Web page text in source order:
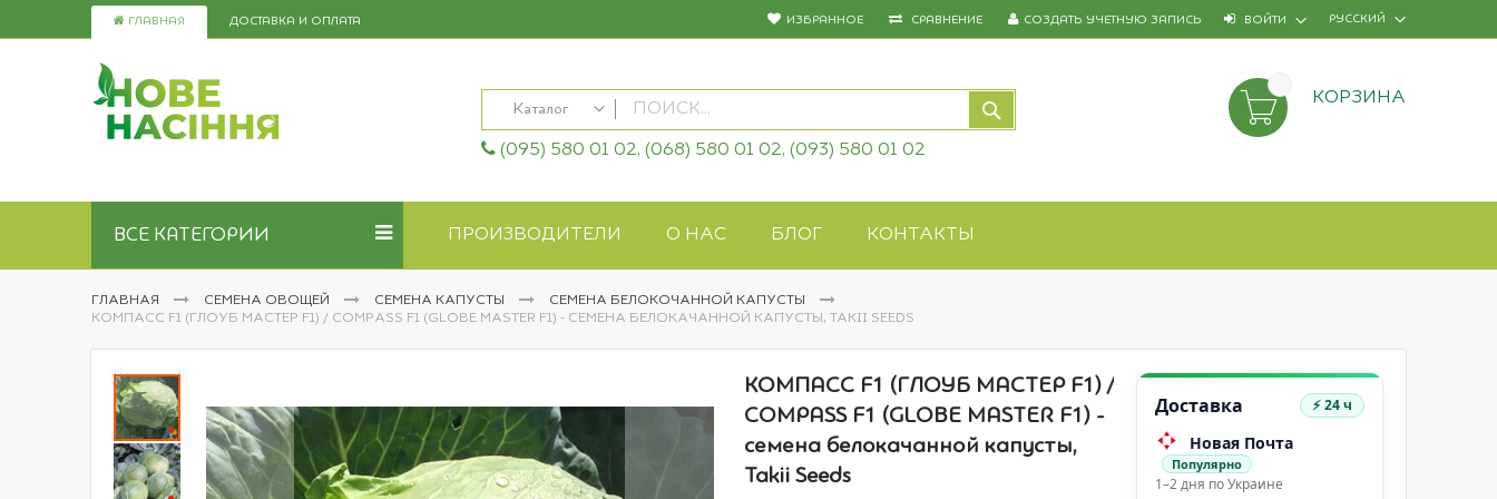
Skip
Content
ГЛАВНАЯ ДОСТАВКА И ОПЛАТА РУССКИЙ
ИЗБРАННОЕ СРАВНЕНИЕ ВОЙТИ
СОЗДАТЬ УЧЕТНУЮ ЗАПИСЬ
Каталог
КАТАЛОГ
Биопрепараты
Газонная трава
Укрывные материалы
Товары для дома
Крупы оптом
(095) 580 01 02, (068) 580 01 02, (093) 580 01 02
КОРЗИНА
ВСЕ КАТЕГОРИИ ПРОИЗВОДИТЕЛИ О НАС БЛОГ КОНТАКТЫ
ГЛАВНАЯ СЕМЕНА ОВОЩЕЙ СЕМЕНА КАПУСТЫ
СЕМЕНА БЕЛОКОЧАННОЙ КАПУСТЫ
КОМПАСС F1 (ГЛОУБ МАСТЕР F1) / COMPASS F1 (GLOBE MASTER F1) - СЕМЕНА БЕЛОКАЧАННОЙ КАПУСТЫ, TAKII SEEDS
Пропустить
и
перейти
к
галереям
изображений
КОМПАСС F1 (ГЛОУБ МАСТЕР F1) /
COMPASS F1 (GLOBE MASTER F1) -
семена белокачанной капусты,
Takii Seeds
Доставка ⚡ 24 ч
Новая Почта
Популярно
1–2 дня по Украине